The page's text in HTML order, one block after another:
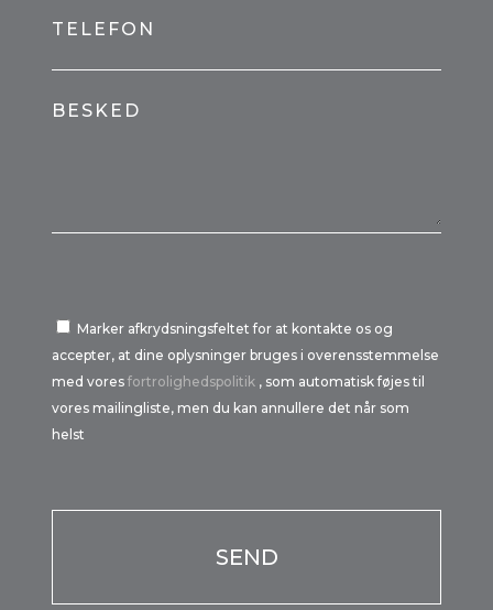
TELEFON
BESKED
Marker afkrydsningsfeltet for at kontakte os og
accepter, at dine oplysninger bruges i overensstemmelse
med voresfortrolighedspolitik , som automatisk føjes til
vores mailingliste, men du kan annullere det når som
helst